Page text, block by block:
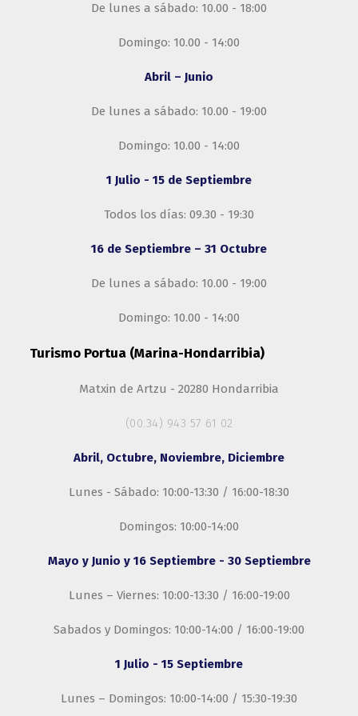
De lunes a sábado: 10.00 - 18:00
Domingo: 10.00 - 14:00
Abril – Junio
De lunes a sábado: 10.00 - 19:00
Domingo: 10.00 - 14:00
1 Julio - 15 de Septiembre
Todos los días: 09.30 - 19:30
16 de Septiembre – 31 Octubre
De lunes a sábado: 10.00 - 19:00
Domingo: 10.00 - 14:00
Turismo Portua (Marina-Hondarribia)
Matxin de Artzu - 20280 Hondarribia
(00.34) 943 57 61 02
Abril, Octubre, Noviembre, Diciembre
Lunes - Sábado: 10:00-13:30 / 16:00-18:30
Domingos: 10:00-14:00
Mayo y Junio y 16 Septiembre - 30 Septiembre
Lunes – Viernes: 10:00-13:30 / 16:00-19:00
Sabados y Domingos: 10:00-14:00 / 16:00-19:00
1 Julio - 15 Septiembre
Lunes – Domingos: 10:00-14:00 / 15:30-19:30